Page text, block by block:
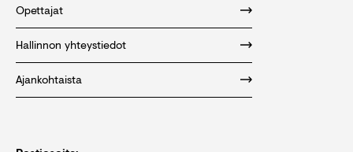
Opettajat
Hallinnon yhteystiedot
Ajankohtaista